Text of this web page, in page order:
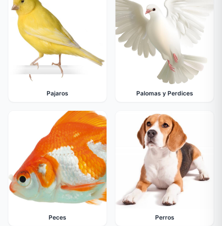
Pajaros Palomas y Perdices
Peces Perros